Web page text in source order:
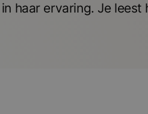
haar ervaring. Je leest